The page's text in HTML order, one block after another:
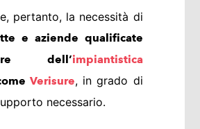
pertanto, la necessità di
e aziende qualificate
dell’impiantistica
Verisure, in grado di
necessario.